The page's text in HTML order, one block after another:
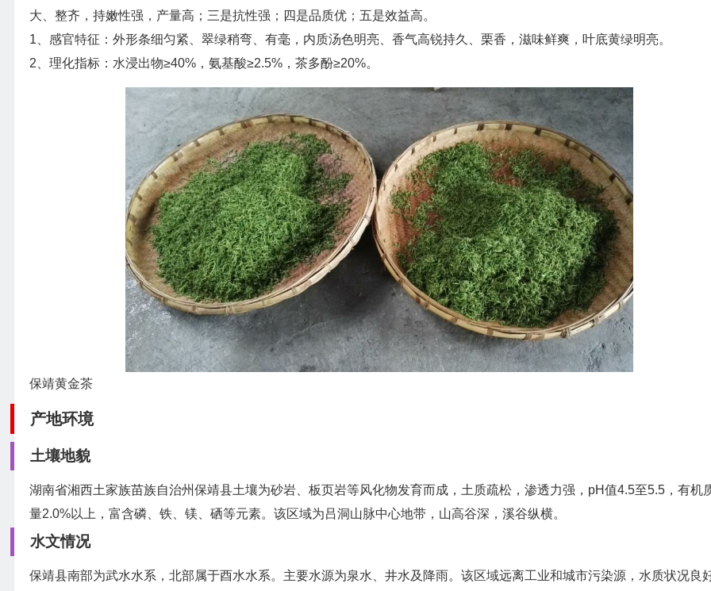
大、整齐，持嫩性强，产量高；三是抗性强；四是品质优；五是效益高。
1、感官特征：外形条细匀紧、翠绿稍弯、有毫，内质汤色明亮、香气高锐持久、栗香，滋味鲜爽，叶底黄绿明亮。
2、理化指标：水浸出物≥40%，氨基酸≥2.5%，茶多酚≥20%。
保靖黄金茶
产地环境
土壤地貌
湖南省湘西土家族苗族自治州保靖县土壤为砂岩、板页岩等风化物发育而成，土质疏松，渗透力强，pH值4.5至5.5，有机
量2.0%以上，富含磷、铁、镁、硒等元素。该区域为吕洞山脉中心地带，山高谷深，溪谷纵横。
水文情况
保靖县南部为武水水系，北部属于酉水水系。主要水源为泉水、井水及降雨。该区域远离工业和城市污染源，水质状况良